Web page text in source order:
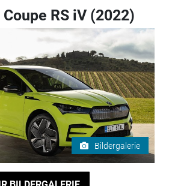
RS iV (2022)
Bildergalerie